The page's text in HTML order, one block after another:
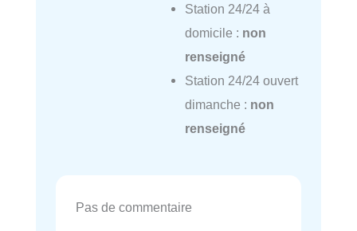
Station 24/24 à
domicile : non
renseigné
Station 24/24 ouvert
dimanche : non
renseigné
Pas de commentaire